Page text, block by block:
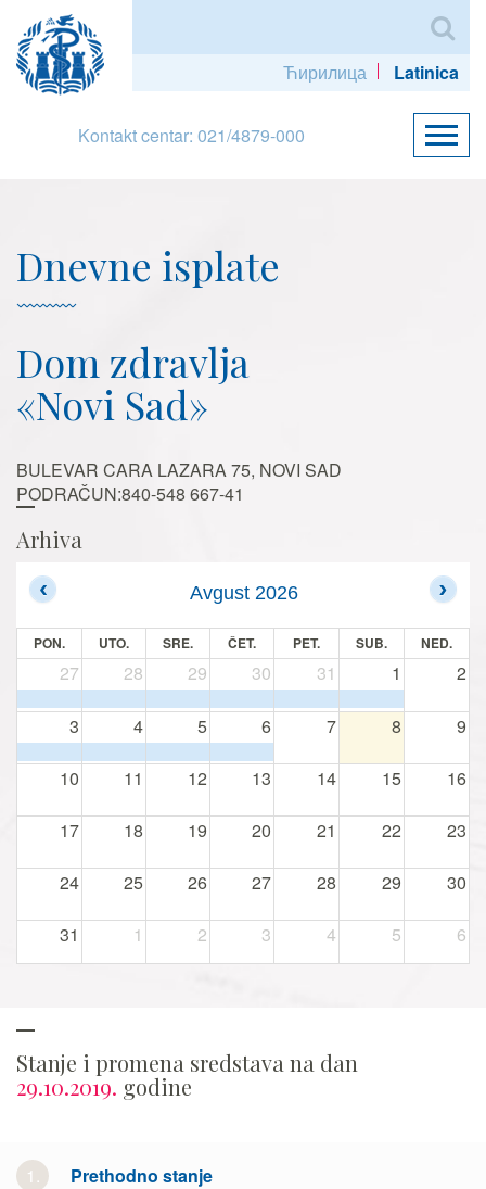
Ћирилица Latinica
Kontakt centar: 021/4879-000
Dnevne isplate
Dom zdravlja
«Novi Sad»
BULEVAR CARA LAZARA 75, NOVI SAD
PODRAČUN:840-548 667-41
Arhiva
Avgust 2026
PON. UTO. SRE. ČET. PET. SUB. NED.
27 28 29 30 31 1 2
3 4 5 6 7 8 9
10 11 12 13 14 15 16
17 18 19 20 21 22 23
24 25 26 27 28 29 30
31 1 2 3 4 5 6
Stanje i promena sredstava na dan
29.10.2019. godine
1. Prethodno stanje